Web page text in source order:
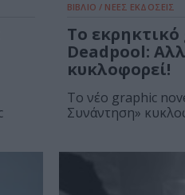
ΒΙΒΛΙΟ / ΝΕΕΣ ΕΚΔΟΣΕΙΣ
Το
Deadpool:
κυκλοφορεί!
Το νέο graphic
Συνάντηση»